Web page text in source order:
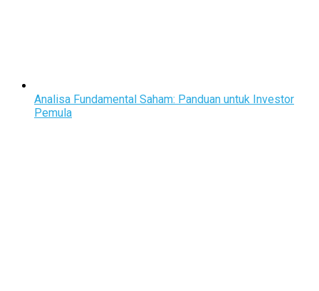
Analisa Fundamental Saham: Panduan untuk Investor
Pemula